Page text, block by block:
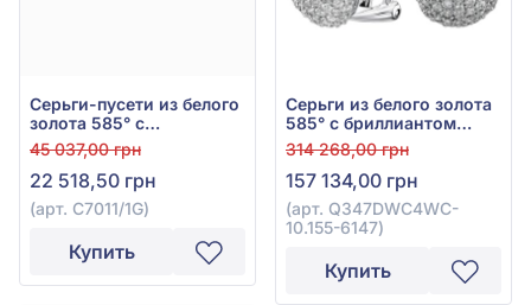
Серьги-пусети из белого
золота 585° с
бриллиантом 0,12ct, арт.
С7011/1G
45 037,00 грн
22 518,50 грн
(арт. С7011/1G)
Купить
Серьги из белого золота
585° с бриллиантом
1,73ct, арт.
Q347DWC4WC-10.155-
6147
314 268,00 грн
157 134,00 грн
(арт. Q347DWC4WC-
10.155-6147)
Купить